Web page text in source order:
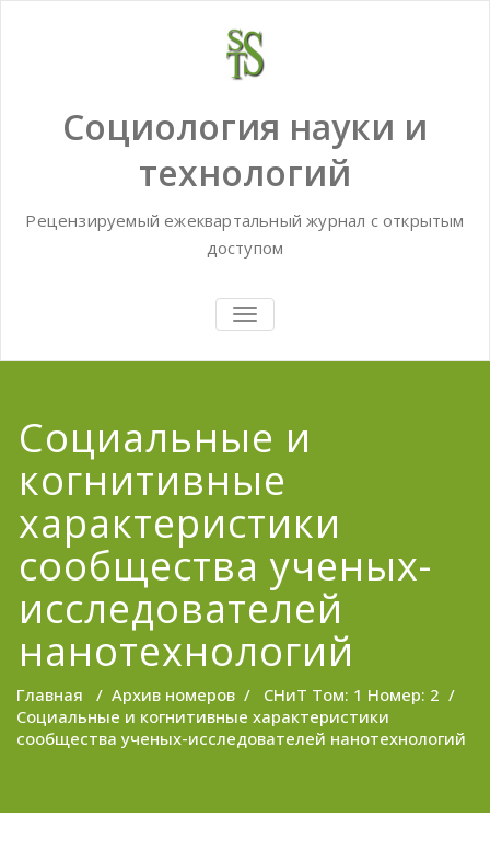
Социология науки и
технологий
Рецензируемый ежеквартальный журнал с открытым
доступом
TOGGLE
NAVIGATION
Социальные и
когнитивные
характеристики
сообщества ученых-
исследователей
нанотехнологий
Главная / Архив номеров / СНиТ Том: 1 Номер: 2 /
Социальные и когнитивные характеристики
сообщества ученых-исследователей нанотехнологий